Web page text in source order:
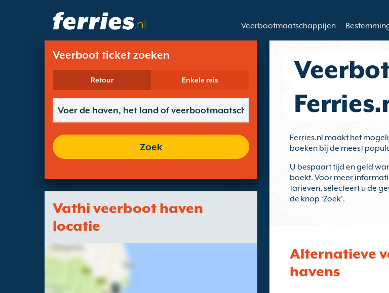
.nl Veerbootmaatschappijen
Veerboot ticket zoeken
Retour Enkele reis
Zoek
Vathi veerboot haven
locatie
Ferries.nl maakt het
boeken bij de meest
U bespaart tijd en geld
boekt. Voor meer
tarieven, selecteert u de
de knop ‘Zoek’.
Alternatieve
havens